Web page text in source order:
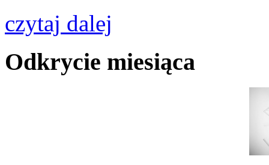
czytaj dalej
Odkrycie miesiąca